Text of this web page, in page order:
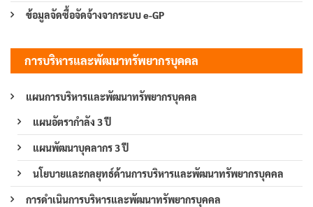
ข้อมูลจัดซื้อจัดจ้างจากระบบ e-GP
การบริหารและพัฒนาทรัพยากรบุคคล
แผนการบริหารและพัฒนาทรัพยากรบุคคล
แผนอัตรากำลัง 3 ปี
แผนพัฒนาบุคลากร 3 ปี
นโยบายและกลยุทธ์ด้านการบริหารและพัฒนาทรัพยากรบุคคล
การดำเนินการบริหารและพัฒนาทรัพยากรบุคคล